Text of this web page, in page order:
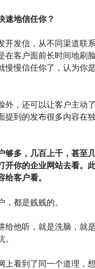
速地信任你？
开发信，从不同渠道联
在客户面前长时间地刷
慢慢信任你了，认为你
外，还可以让客户主动
提到的发布很多内容在
够多，几百上千，甚至
开你的企业网站去看。
给客户看。
，都是贱贱的。
给他听，就是洗脑，就是
上看到了同一个道理，